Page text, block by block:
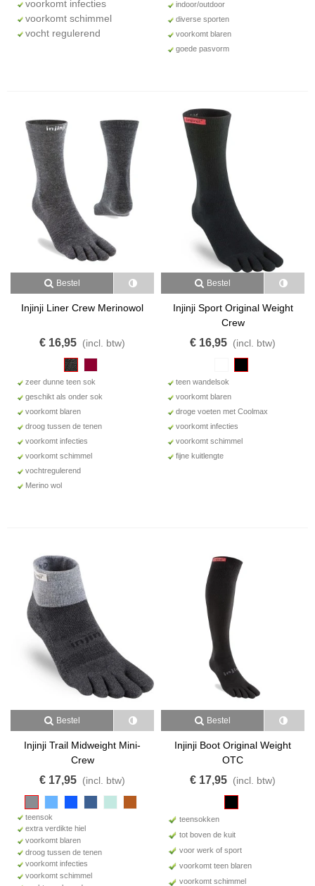
voorkomt infecties
voorkomt schimmel
vocht regulerend
indoor/outdoor
diverse sporten
voorkomt blaren
goede pasvorm
Bestel
Injinji Liner Crew Merinowol
€ 16,95 (incl. btw)
zeer dunne teen sok
geschikt als onder sok
voorkomt blaren
droog tussen de tenen
voorkomt infecties
voorkomt schimmel
vochtregulerend
Merino wol
Bestel
Injinji Sport Original Weight
Crew
€ 16,95 (incl. btw)
teen wandelsok
voorkomt blaren
droge voeten met Coolmax
voorkomt infecties
voorkomt schimmel
fijne kuitlengte
Bestel
Injinji Trail Midweight Mini-
Crew
€ 17,95 (incl. btw)
teensok
extra verdikte hiel
voorkomt blaren
droog tussen de tenen
voorkomt infecties
voorkomt schimmel
Bestel
Injinji Boot Original Weight
OTC
€ 17,95 (incl. btw)
teensokken
tot boven de kuit
voor werk of sport
voorkomt teen blaren
voorkomt schimmel